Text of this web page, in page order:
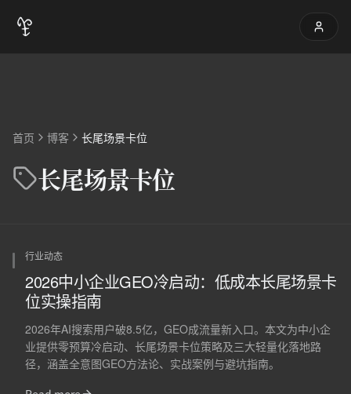
首页 博客 长尾场景卡位
长尾场景卡位
行业动态
2026中小企业GEO冷启动：低成本长尾场景卡
位实操指南
2026年AI搜索用户破8.5亿，GEO成流量新入口。本文为中小企
业提供零预算冷启动、长尾场景卡位策略及三大轻量化落地路
径，涵盖全意图GEO方法论、实战案例与避坑指南。